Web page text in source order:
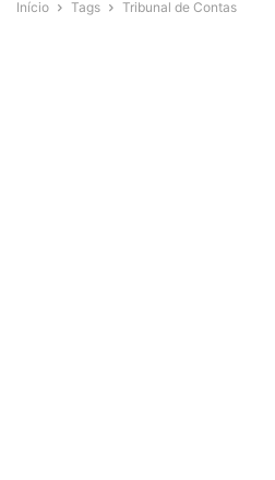
Início Tags Tribunal de Contas